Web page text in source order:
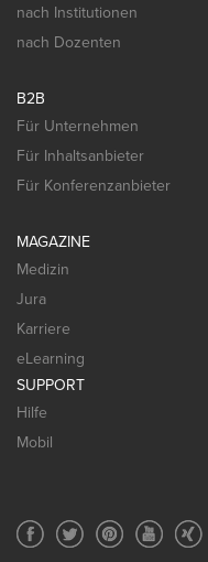
nach Institutionen
nach Dozenten
B2B
Für Unternehmen
Für Inhaltsanbieter
Für Konferenzanbieter
MAGAZINE
Medizin
Jura
Karriere
eLearning
SUPPORT
Hilfe
Mobil